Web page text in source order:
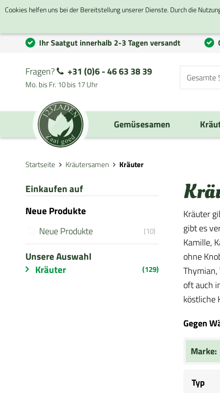
Cookies helfen uns bei der Bereitstellung unserer Dienste. Durch die
Ihr Saatgut innerhalb 2-3 Tagen versandt
Fragen? +31 (0)6 - 46 63 38 39
Mo. bis Fr. 10 bis 17 Uhr
Gemüsesamen
Startseite Kräutersamen Kräuter
Einkaufen auf
Neue Produkte
Neue Produkte (10)
Unsere Auswahl
Kräuter
(129)
Kräuter
gibt es
Kamille,
ohne
oft auch
köstliche
Gegen
Marke:
Typ